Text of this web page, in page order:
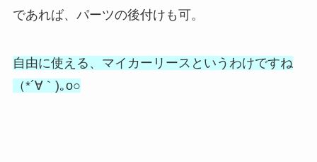
であれば、パーツの後付けも可。
自由に使える、マイカーリースというわけですね
（*´∀｀)｡o○